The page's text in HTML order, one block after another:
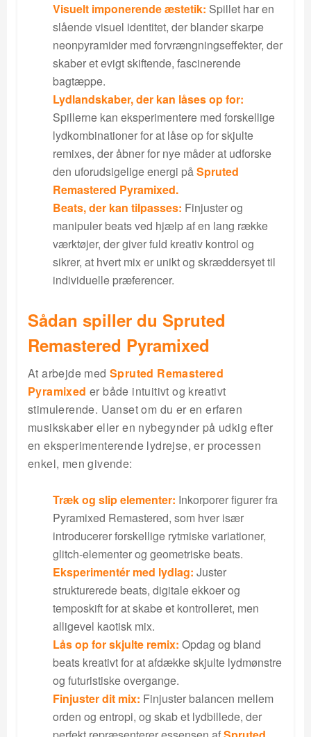
Visuelt imponerende æstetik: Spillet har en
slående visuel identitet, der blander skarpe
neonpyramider med forvrængningseffekter, der
skaber et evigt skiftende, fascinerende
bagtæppe.
Lydlandskaber, der kan låses op for:
Spillerne kan eksperimentere med forskellige
lydkombinationer for at låse op for skjulte
remixes, der åbner for nye måder at udforske
den uforudsigelige energi påSpruted
Remastered Pyramixed.
Beats, der kan tilpasses: Finjuster og
manipuler beats ved hjælp af en lang række
værktøjer, der giver fuld kreativ kontrol og
sikrer, at hvert mix er unikt og skræddersyet til
individuelle præferencer.
Sådan spiller du Spruted
Remastered Pyramixed
At arbejde med Spruted Remastered
Pyramixed er både intuitivt og kreativt
stimulerende. Uanset om du er en erfaren
musikskaber eller en nybegynder på udkig efter
en eksperimenterende lydrejse, er processen
enkel, men givende:
Træk og slip elementer: Inkorporer figurer fra
Pyramixed Remastered, som hver især
introducerer forskellige rytmiske variationer,
glitch-elementer og geometriske beats.
Eksperimentér med lydlag: Juster
strukturerede beats, digitale ekkoer og
temposkift for at skabe et kontrolleret, men
alligevel kaotisk mix.
Lås op for skjulte remix: Opdag og bland
beats kreativt for at afdække skjulte lydmønstre
og futuristiske overgange.
Finjuster dit mix: Finjuster balancen mellem
orden og entropi, og skab et lydbillede, der